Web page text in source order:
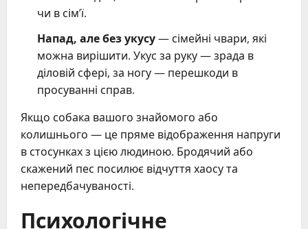
чи в сім’ї.
Напад, але без укусу— сімейні чвари, які
можна вирішити. Укус за руку — зрада в
діловій сфері, за ногу — перешкоди в
просуванні справ.
Якщо собака вашого знайомого або
колишнього — це пряме відображення напруги
в стосунках з цією людиною. Бродячий або
скажений пес посилює відчуття хаосу та
непередбачуваності.
Психологічне